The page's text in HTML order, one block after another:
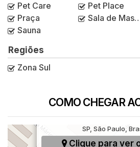
Pet Care
Pet Place
Praça
Sala de Massagem
Sauna
Regiões
Zona Sul
COMO CHEGAR
Rua Mário Amaral, 267,
SP, São Paulo,
Clique para ver